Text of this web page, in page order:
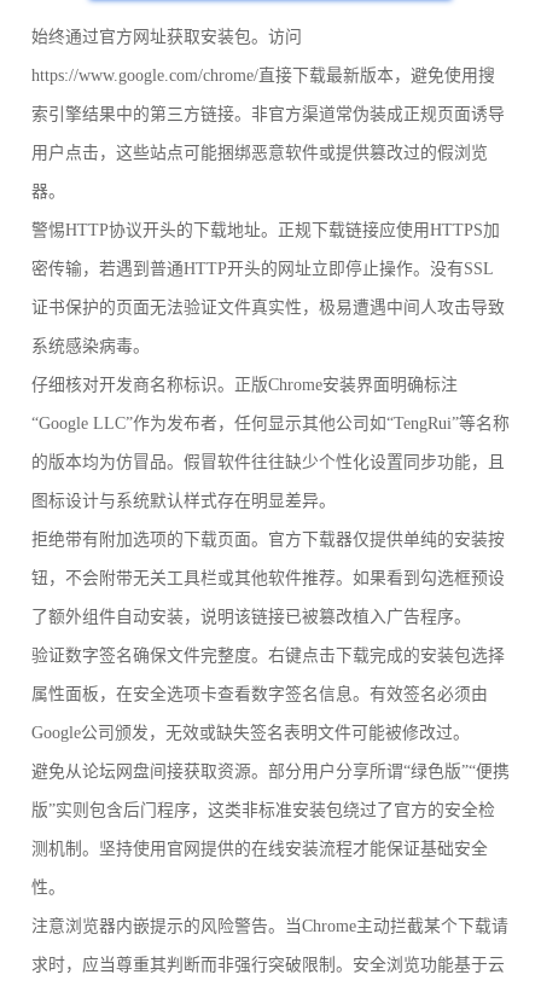
始终通过官方网址获取安装包。访问
https://www.google.com/chrome/直接下载最新版本，避免使用搜
索引擎结果中的第三方链接。非官方渠道常伪装成正规页面诱导
用户点击，这些站点可能捆绑恶意软件或提供篡改过的假浏览
器。
警惕HTTP协议开头的下载地址。正规下载链接应使用HTTPS加
密传输，若遇到普通HTTP开头的网址立即停止操作。没有SSL
证书保护的页面无法验证文件真实性，极易遭遇中间人攻击导致
系统感染病毒。
仔细核对开发商名称标识。正版Chrome安装界面明确标注
“Google LLC”作为发布者，任何显示其他公司如“TengRui”等名称
的版本均为仿冒品。假冒软件往往缺少个性化设置同步功能，且
图标设计与系统默认样式存在明显差异。
拒绝带有附加选项的下载页面。官方下载器仅提供单纯的安装按
钮，不会附带无关工具栏或其他软件推荐。如果看到勾选框预设
了额外组件自动安装，说明该链接已被篡改植入广告程序。
验证数字签名确保文件完整度。右键点击下载完成的安装包选择
属性面板，在安全选项卡查看数字签名信息。有效签名必须由
Google公司颁发，无效或缺失签名表明文件可能被修改过。
避免从论坛网盘间接获取资源。部分用户分享所谓“绿色版”“便携
版”实则包含后门程序，这类非标准安装包绕过了官方的安全检
测机制。坚持使用官网提供的在线安装流程才能保证基础安全
性。
注意浏览器内嵌提示的风险警告。当Chrome主动拦截某个下载请
求时，应当尊重其判断而非强行突破限制。安全浏览功能基于云